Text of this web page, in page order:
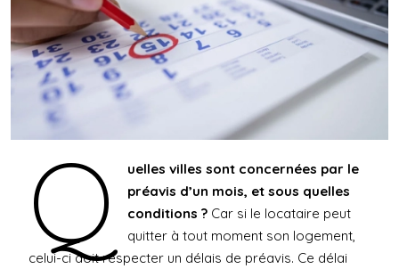
Q
uelles villes sont concernées par le
préavis d’un mois, et sous quelles
conditions ?Car si le locataire peut
quitter à tout moment son logement,
celui-ci doit respecter un délais de préavis. Ce délai